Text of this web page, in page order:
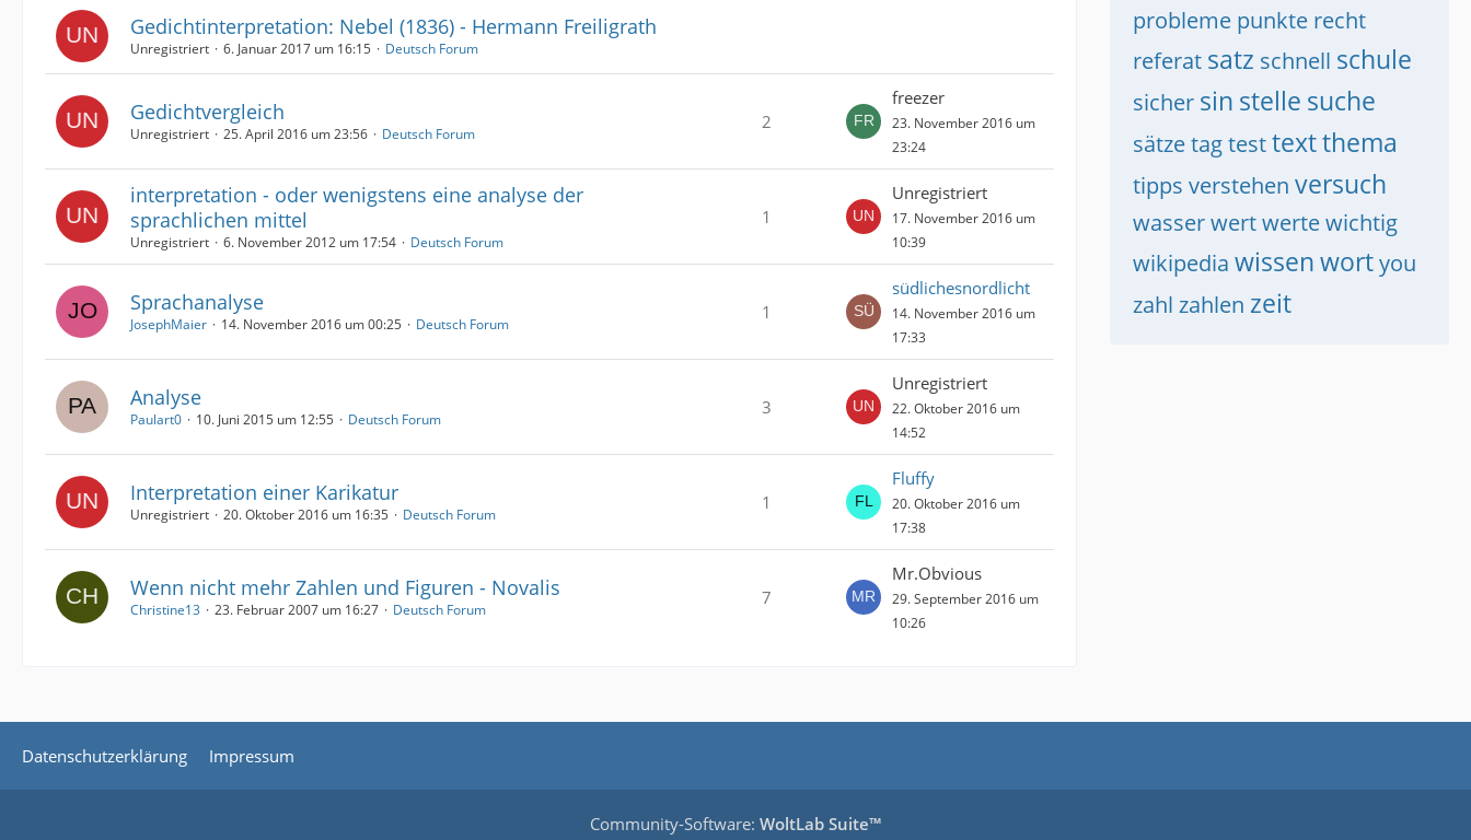
Gedichtinterpretation: Nebel (1836) - Hermann Freiligrath
Unregistriert 6. Januar 2017 um 16:15 Deutsch Forum
Gedichtvergleich
Unregistriert 25. April 2016 um 23:56 Deutsch Forum
2
freezer
23. November 2016 um
23:24
interpretation - oder wenigstens eine analyse der
sprachlichen mittel
Unregistriert 6. November 2012 um 17:54 Deutsch Forum
1
Unregistriert
17. November 2016 um
10:39
Sprachanalyse
JosephMaier 14. November 2016 um 00:25 Deutsch Forum
1
südlichesnordlicht
14. November 2016 um
17:33
Analyse
Paulart0 10. Juni 2015 um 12:55 Deutsch Forum
3
Unregistriert
22. Oktober 2016 um
14:52
Interpretation einer Karikatur
Unregistriert 20. Oktober 2016 um 16:35 Deutsch Forum
1
Fluffy
20. Oktober 2016 um
17:38
Wenn nicht mehr Zahlen und Figuren - Novalis
Christine13 23. Februar 2007 um 16:27 Deutsch Forum
7
Mr.Obvious
29. September 2016 um
10:26
probleme punkte recht
referat satz schnell schule
sicher sin stelle suche
sätzetagtesttextthema
tipps verstehen versuch
wasserwertwertewichtig
wikipedia wissenwortyou
zahl zahlen zeit
Datenschutzerklärung Impressum
Community-Software: WoltLab Suite™